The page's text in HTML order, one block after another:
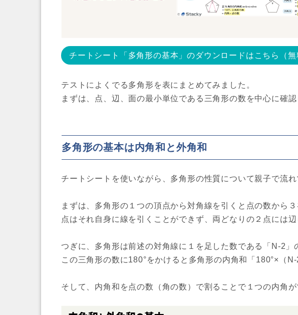
チートシート「多角形の基本」のダウンロードはこちら（無
テストによくでる多角形を表にまとめてみました。
まずは、点、辺、面の最小単位である三角形の数を中心に確認
多角形の基本は内角和と外角和
チートシートを使いながら、多角形の性質について親子で流れ
まずは、多角形の１つの頂点から対角線を引くと点の数から
点はそれ自身に線を引くことができず、両どなりの２点には辺
つぎに、多角形は前述の対角線に１を足した数である「N-2」
この三角形の数に180°をかけると多角形の内角和「180°×（
そして、内角和を点の数（角の数）で割ることで１つの内角が